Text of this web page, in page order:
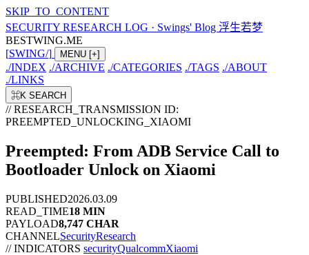
SKIP_TO_CONTENT
SECURITY RESEARCH LOG · Swings' Blog 浮生若梦
BESTWING.ME
[SWING/] MENU [+]
./INDEX ./ARCHIVE ./CATEGORIES ./TAGS ./ABOUT
./LINKS
⌘K SEARCH
// RESEARCH_TRANSMISSION ID:
PREEMPTED_UNLOCKING_XIAOMI
Preempted: From ADB Service Call to
Bootloader Unlock on Xiaomi
PUBLISHED2026.03.09
READ_TIME18 MIN
PAYLOAD8,747 CHAR
CHANNELSecurityResearch
// INDICATORS securityQualcommXiaomi